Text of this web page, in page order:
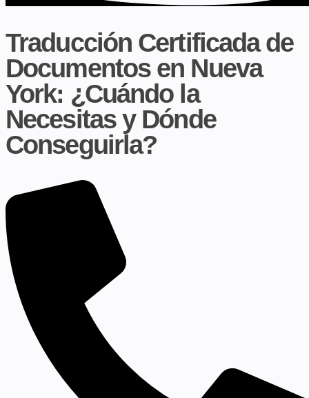
Traducción Certificada de
Documentos en Nueva
York: ¿Cuándo la
Necesitas y Dónde
Conseguirla?